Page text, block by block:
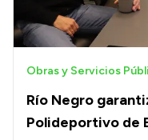
Río Negro
Polideportivo de
Obras y Servicios